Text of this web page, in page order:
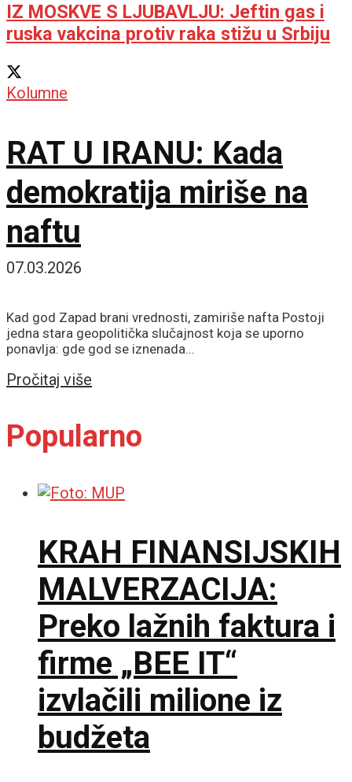
IZ MOSKVE S LJUBAVLJU: Jeftin gas i
ruska vakcina protiv raka stižu u Srbiju
Kolumne
RAT U IRANU: Kada
demokratija miriše na
naftu
07.03.2026
Kad god Zapad brani vrednosti, zamiriše nafta Postoji
jedna stara geopolitička slučajnost koja se uporno
ponavlja: gde god se iznenada...
Pročitaj više
Popularno
KRAH FINANSIJSKIH
MALVERZACIJA:
Preko lažnih faktura i
firme „BEE IT“
izvlačili milione iz
budžeta